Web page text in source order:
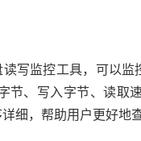
写监控工具，可以监
节、写入字节、读取
细，帮助用户更好地